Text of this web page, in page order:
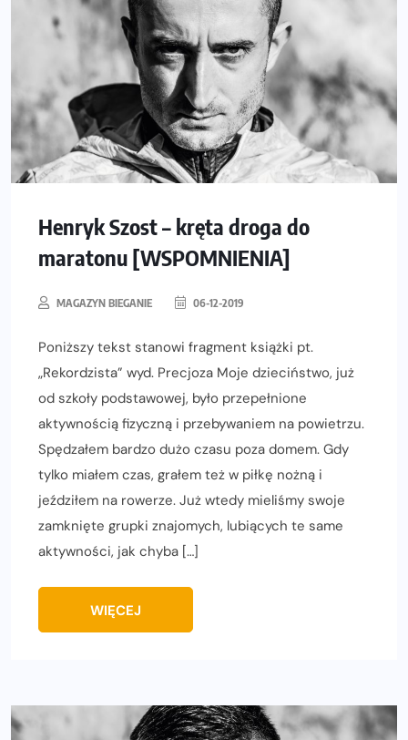
Henryk Szost – kręta droga do
maratonu [WSPOMNIENIA]
MAGAZYN BIEGANIE 06-12-2019
Poniższy tekst stanowi fragment książki pt.
„Rekordzista” wyd. Precjoza Moje dzieciństwo, już
od szkoły podstawowej, było przepełnione
aktywnością fizyczną i przebywaniem na powietrzu.
Spędzałem bardzo dużo czasu poza domem. Gdy
tylko miałem czas, grałem też w piłkę nożną i
jeździłem na rowerze. Już wtedy mieliśmy swoje
zamknięte grupki znajomych, lubiących te same
aktywności, jak chyba […]
WIĘCEJ